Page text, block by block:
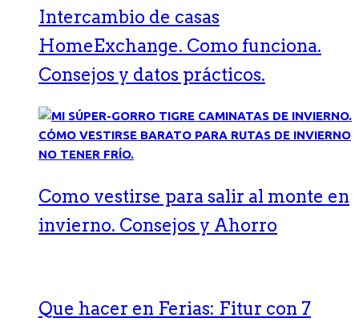
Intercambio de casas
HomeExchange. Como funciona.
Consejos y datos prácticos.
Como vestirse para salir al monte en
invierno. Consejos y Ahorro
Que hacer en Ferias: Fitur con 7